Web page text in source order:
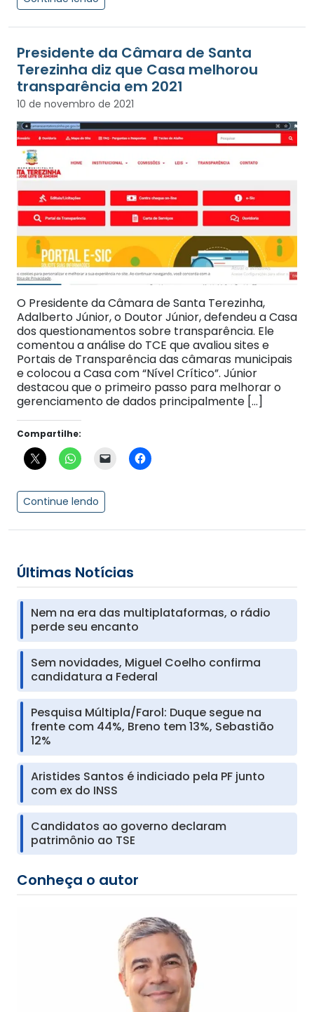
Presidente da Câmara de Santa
Terezinha diz que Casa melhorou
transparência em 2021
10 de novembro de 2021
O Presidente da Câmara de Santa Terezinha,
Adalberto Júnior, o Doutor Júnior, defendeu a Casa
dos questionamentos sobre transparência. Ele
comentou a análise do TCE que avaliou sites e
Portais de Transparência das câmaras municipais
e colocou a Casa com “Nível Crítico”. Júnior
destacou que o primeiro passo para melhorar o
gerenciamento de dados principalmente […]
Compartilhe:
Continue lendo
Últimas Notícias
Nem na era das multiplataformas, o rádio
perde seu encanto
Sem novidades, Miguel Coelho confirma
candidatura a Federal
Pesquisa Múltipla/Farol: Duque segue na
frente com 44%, Breno tem 13%, Sebastião
12%
Aristides Santos é indiciado pela PF junto
com ex do INSS
Candidatos ao governo declaram
patrimônio ao TSE
Conheça o autor